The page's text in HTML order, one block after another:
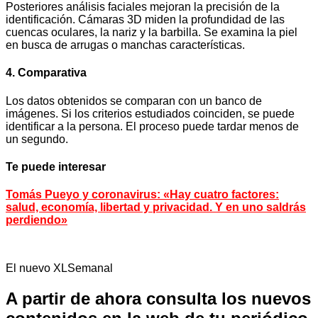
Posteriores análisis faciales mejoran la precisión de la
identificación. Cámaras 3D miden la profundidad de las
cuencas oculares, la nariz y la barbilla. Se examina la piel
en busca de arrugas o manchas características.
4. Comparativa
Los datos obtenidos se comparan con un banco de
imágenes. Si los criterios estudiados coinciden, se puede
identificar a la persona. El proceso puede tardar menos de
un segundo.
Te puede interesar
Tomás Pueyo y coronavirus: «Hay cuatro factores:
salud, economía, libertad y privacidad. Y en uno saldrás
perdiendo»
El nuevo XLSemanal
A partir de ahora consulta los nuevos